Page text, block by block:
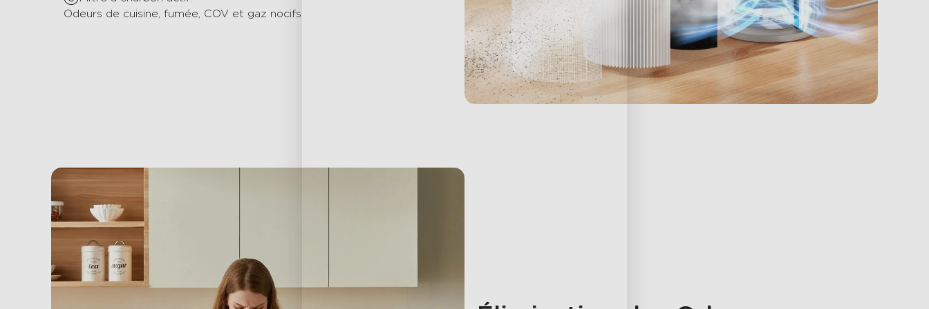
Odeurs de cuisine, fumée, COV et gaz nocifs